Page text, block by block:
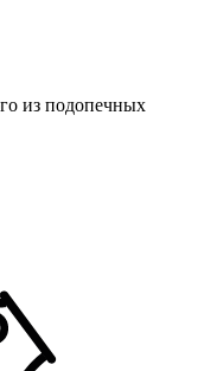
из подопечных